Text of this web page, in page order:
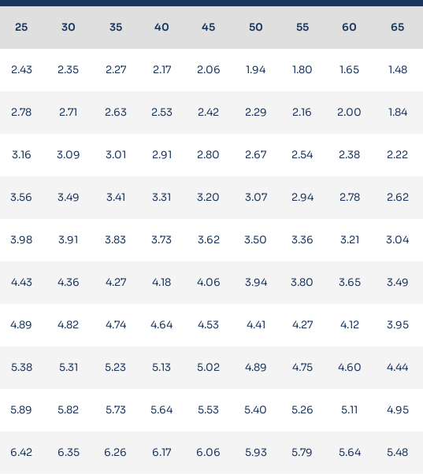
25 30 35 40 45 50 55 60 65
2.43 2.35 2.27 2.17 2.06 1.94 1.80 1.65 1.48
2.78 2.71 2.63 2.53 2.42 2.29 2.16 2.00 1.84
3.16 3.09 3.01 2.91 2.80 2.67 2.54 2.38 2.22
3.56 3.49 3.41 3.31 3.20 3.07 2.94 2.78 2.62
3.98 3.91 3.83 3.73 3.62 3.50 3.36 3.21 3.04
4.43 4.36 4.27 4.18 4.06 3.94 3.80 3.65 3.49
4.89 4.82 4.74 4.64 4.53 4.41 4.27 4.12 3.95
5.38 5.31 5.23 5.13 5.02 4.89 4.75 4.60 4.44
5.89 5.82 5.73 5.64 5.53 5.40 5.26 5.11 4.95
6.42 6.35 6.26 6.17 6.06 5.93 5.79 5.64 5.48